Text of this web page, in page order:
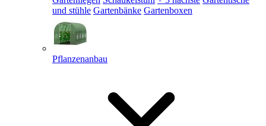
und stühle Gartenbänke Gartenboxen
Pflanzenanbau